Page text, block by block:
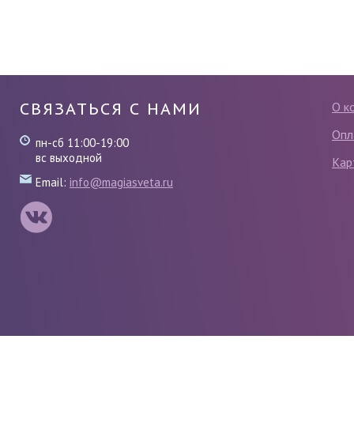
О
СВЯЗАТЬСЯ С НАМИ
пн-сб 11:00-19:00
вс выходной
Email: info@magiasveta.ru